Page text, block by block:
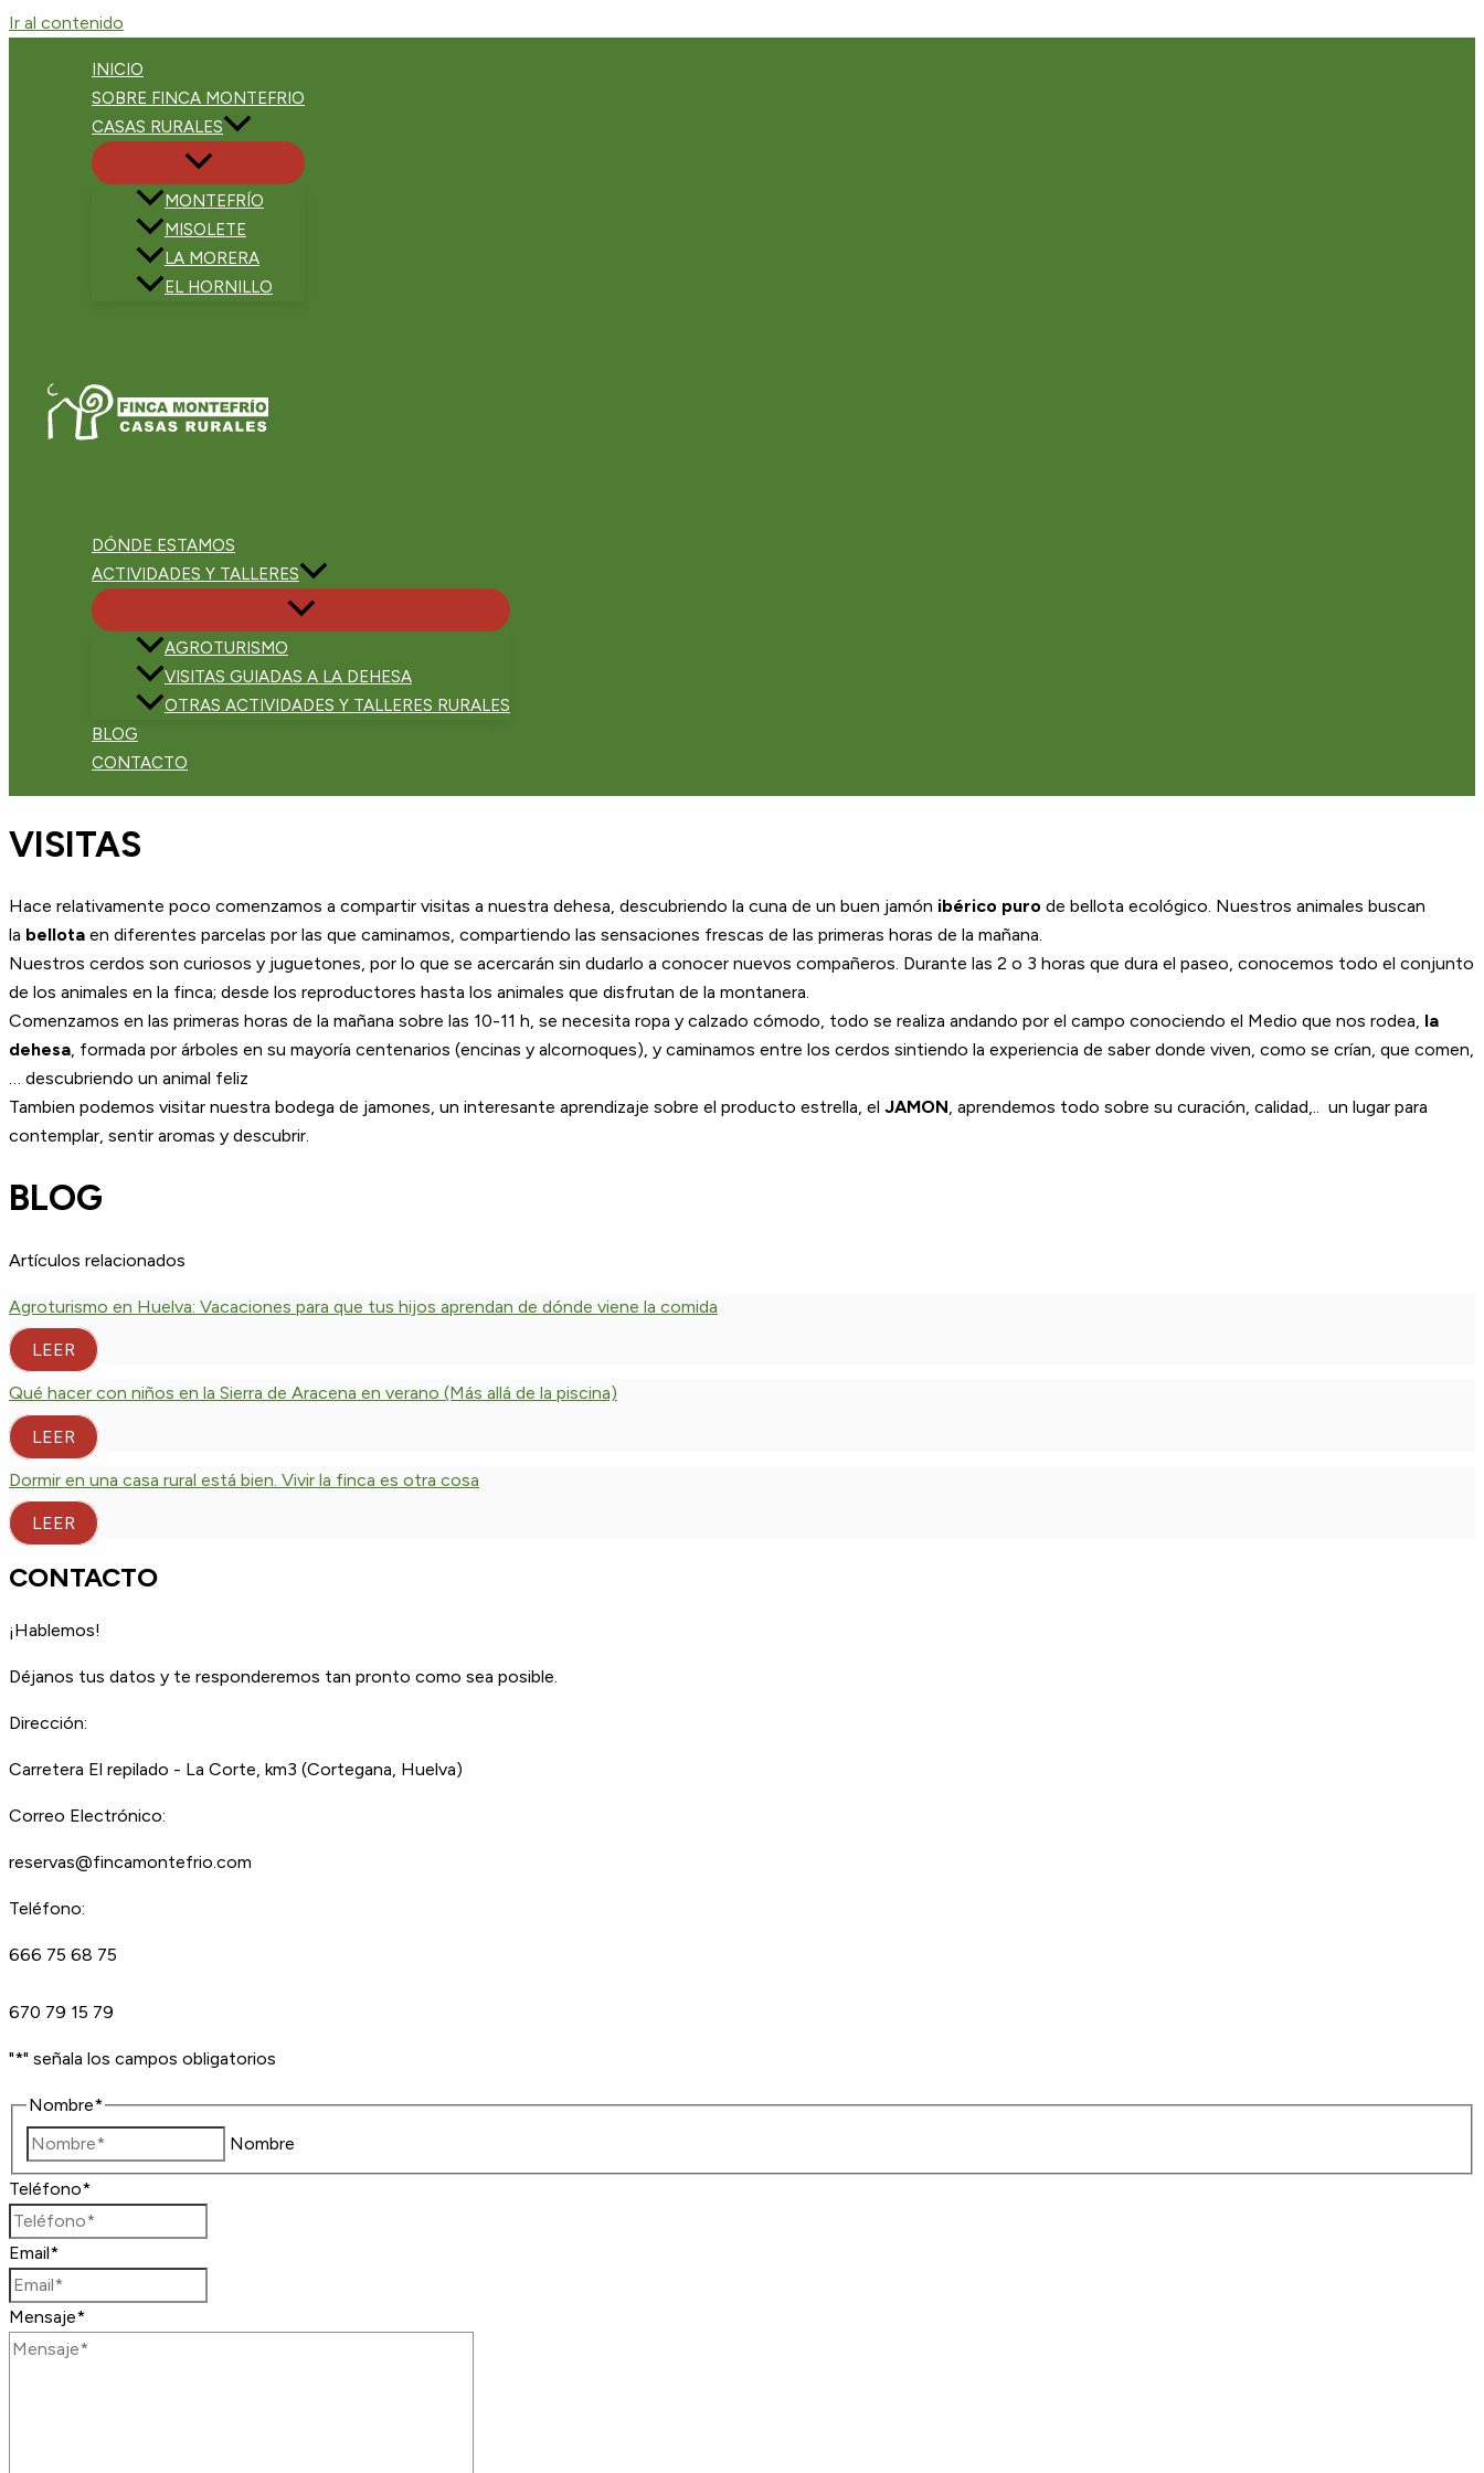
Ir al contenido
INICIO
SOBRE FINCA MONTEFRIO
CASAS RURALES
MONTEFRÍO
MISOLETE
LA MORERA
EL HORNILLO
DÓNDE ESTAMOS
ACTIVIDADES Y TALLERES
AGROTURISMO
VISITAS GUIADAS A LA DEHESA
OTRAS ACTIVIDADES Y TALLERES RURALES
BLOG
CONTACTO
VISITAS
Hace relativamente poco comenzamos a compartir visitas a nuestra dehesa, descubriendo la cuna de un buen jamón ibérico puro de bellota ecológico. Nuestros animales buscan
la bellota en diferentes parcelas por las que caminamos, compartiendo las sensaciones frescas de las primeras horas de la mañana.
Nuestros cerdos son curiosos y juguetones, por lo que se acercarán sin dudarlo a conocer nuevos compañeros. Durante las 2 o 3 horas que dura el paseo, conocemos todo el conjunto
de los animales en la finca; desde los reproductores hasta los animales que disfrutan de la montanera.
Comenzamos en las primeras horas de la mañana sobre las 10-11 h, se necesita ropa y calzado cómodo, todo se realiza andando por el campo conociendo el Medio que nos rodea, la
dehesa, formada por árboles en su mayoría centenarios (encinas y alcornoques), y caminamos entre los cerdos sintiendo la experiencia de saber donde viven, como se crían, que comen,
… descubriendo un animal feliz
Tambien podemos visitar nuestra bodega de jamones, un interesante aprendizaje sobre el producto estrella, el JAMON, aprendemos todo sobre su curación, calidad,.. un lugar para
contemplar, sentir aromas y descubrir.
BLOG
Artículos relacionados
Agroturismo en Huelva: Vacaciones para que tus hijos aprendan de dónde viene la comida
LEER
Qué hacer con niños en la Sierra de Aracena en verano (Más allá de la piscina)
LEER
Dormir en una casa rural está bien. Vivir la finca es otra cosa
LEER
CONTACTO
¡Hablemos!
Déjanos tus datos y te responderemos tan pronto como sea posible.
Dirección:
Carretera El repilado - La Corte, km3 (Cortegana, Huelva)
Correo Electrónico:
reservas@fincamontefrio.com
Teléfono:
666 75 68 75
670 79 15 79
"*" señala los campos obligatorios
Nombre*
Nombre
Teléfono*
Email*
Mensaje*